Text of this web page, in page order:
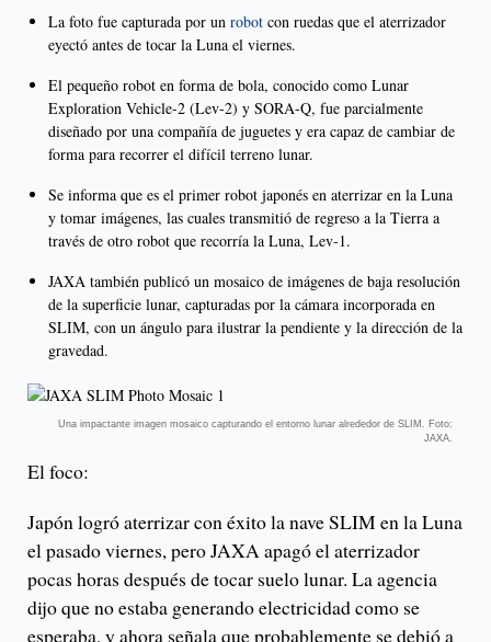
La foto fue capturada por un robot con ruedas que el aterrizador
eyectó antes de tocar la Luna el viernes.
El pequeño robot en forma de bola, conocido como Lunar
Exploration Vehicle-2 (Lev-2) y SORA-Q, fue parcialmente
diseñado por una compañía de juguetes y era capaz de cambiar de
forma para recorrer el difícil terreno lunar.
Se informa que es el primer robot japonés en aterrizar en la Luna
y tomar imágenes, las cuales transmitió de regreso a la Tierra a
través de otro robot que recorría la Luna, Lev-1.
JAXA también publicó un mosaico de imágenes de baja resolución
de la superficie lunar, capturadas por la cámara incorporada en
SLIM, con un ángulo para ilustrar la pendiente y la dirección de la
gravedad.
Una impactante imagen mosaico capturando el entorno lunar alrededor de SLIM. Foto:
JAXA.
El foco:
Japón logró aterrizar con éxito la nave SLIM en la Luna
el pasado viernes, pero JAXA apagó el aterrizador
pocas horas después de tocar suelo lunar. La agencia
dijo que no estaba generando electricidad como se
esperaba, y ahora señala que probablemente se debió a